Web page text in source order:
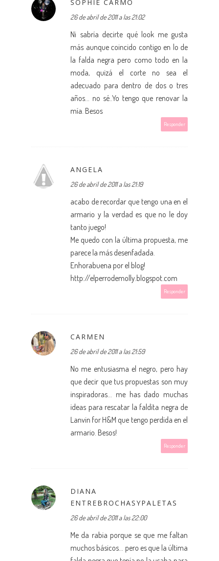
SOPHIE CARMO
26 de abril de 2011 a las 21:02
Ni sabría decirte qué look me gusta
más aunque coincido contigo en lo de
la falda negra pero como todo en la
moda, quizá el corte no sea el
adecuado para dentro de dos o tres
años... no sé..Yo tengo que renovar la
mía. Besos
Responder
ANGELA
26 de abril de 2011 a las 21:19
acabo de recordar que tengo una en el
armario y la verdad es que no le doy
tanto juego!
Me quedo con la última propuesta, me
parece la más desenfadada.
Enhorabuena por el blog!
http://elperrodemolly.blogspot.com
Responder
CARMEN
26 de abril de 2011 a las 21:59
No me entusiasma el negro, pero hay
que decir que tus propuestas son muy
inspiradoras... me has dado muchas
ideas para rescatar la faldita negra de
Lanvin for H&M que tengo perdida en el
armario. Besos!
Responder
DIANA
ENTREBROCHASYPALETAS
26 de abril de 2011 a las 22:00
Me da rabia porque se que me faltan
muchos básicos... pero es que la última